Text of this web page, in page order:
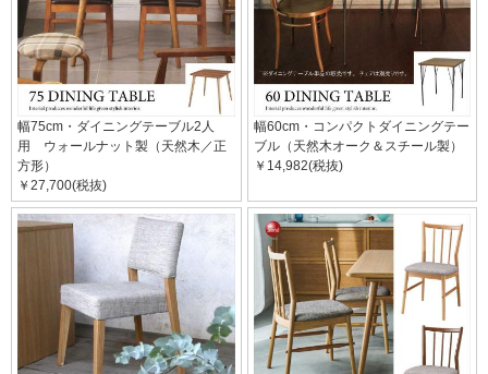
幅75cm・ダイニングテーブル2人
用 ウォールナット製（天然木／正
方形）
￥27,700(税抜)
幅60cm・コンパクトダイニングテー
ブル（天然木オーク＆スチール製）
￥14,982(税抜)